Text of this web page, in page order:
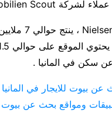
سكن في المانيا .
عن بيوت للايجار في المانيا
ومواقع بحث عن بيوت